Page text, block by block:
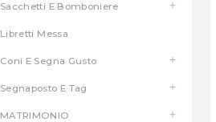
Sacchetti E Bomboniere
Libretti Messa
Coni E Segna Gusto
Segnaposto E Tag
MATRIMONIO